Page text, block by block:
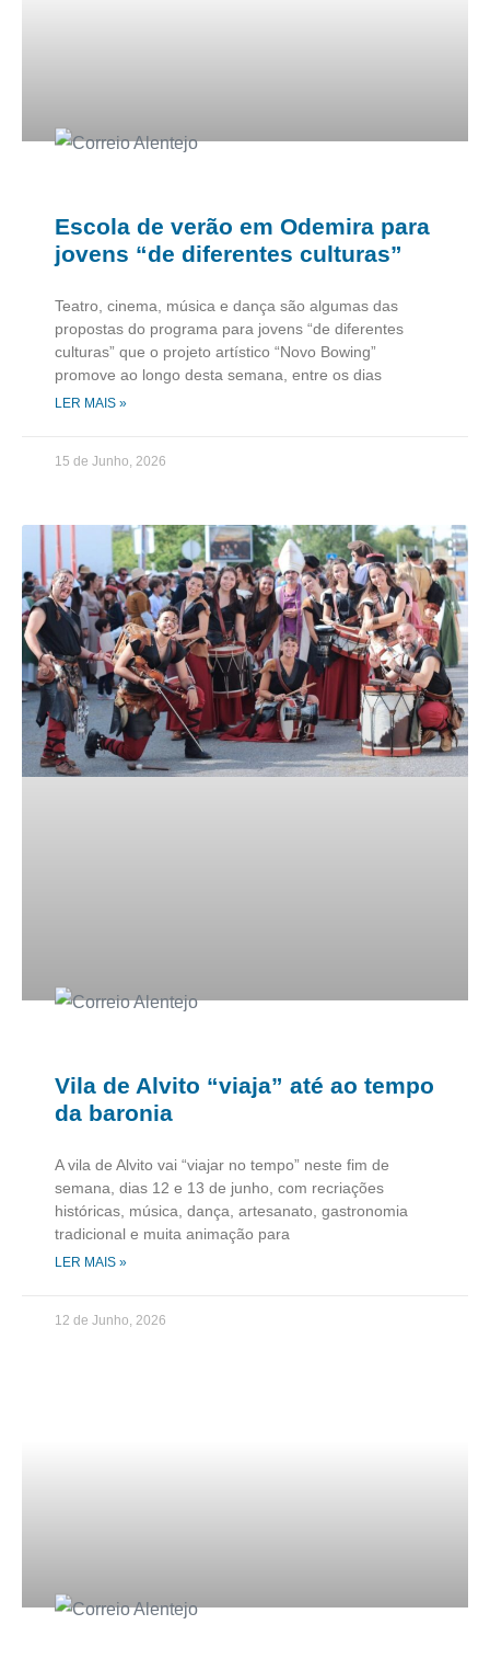
Escola de verão em Odemira para
jovens “de diferentes culturas”
Teatro, cinema, música e dança são algumas das
propostas do programa para jovens “de diferentes
culturas” que o projeto artístico “Novo Bowing”
promove ao longo desta semana, entre os dias
LER MAIS »
15 de Junho, 2026
Vila de Alvito “viaja” até ao tempo
da baronia
A vila de Alvito vai “viajar no tempo” neste fim de
semana, dias 12 e 13 de junho, com recriações
históricas, música, dança, artesanato, gastronomia
tradicional e muita animação para
LER MAIS »
12 de Junho, 2026